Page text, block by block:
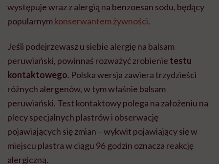
występuje wraz z alergią na benzoesan sodu, będący
popularnymkonserwantem żywności.
Jeśli podejrzewasz u siebie alergię na balsam
peruwiański, powinnaś rozważyć zrobienie testu
kontaktowego. Polska wersja zawiera trzydzieści
różnych alergenów, w tym właśnie balsam
peruwiański. Test kontaktowy polega na założeniu na
plecy specjalnych plastrów i obserwację
pojawiających się zmian – wykwit pojawiający się w
miejscu plastra w ciągu 96 godzin oznacza reakcję
alergiczną.